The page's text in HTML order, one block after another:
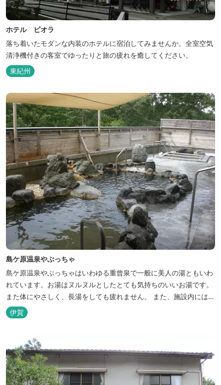
ホテル ビオラ
落ち着いたモダンな内装のホテルに宿泊してみませんか。全室空気
清浄機付きの客室でゆったりと旅の疲れを癒してください。
東紀州
島ケ原温泉やぶっちゃ
島ケ原温泉やぶっちゃはいわゆる重曾泉で一般に美人の湯ともいわ
れています。お湯はヌルヌルとしたとても気持ちのいいお湯です。
また体にやさしく、長湯をしても疲れません。 また、施設内にはオ
ートキャンプ場、デイキャンプ場、テニスコート、水遊び場（夏季
限定）、こんにゃくやパン作りの体験できる工房などがあります。
ンプやディキャンプ...
伊賀